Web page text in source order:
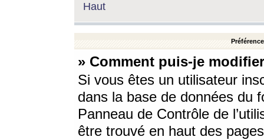
Haut
» Comment puis-je
Si vous êtes un utilisateur
dans la base de données du
Panneau de Contrôle de
être trouvé en haut des